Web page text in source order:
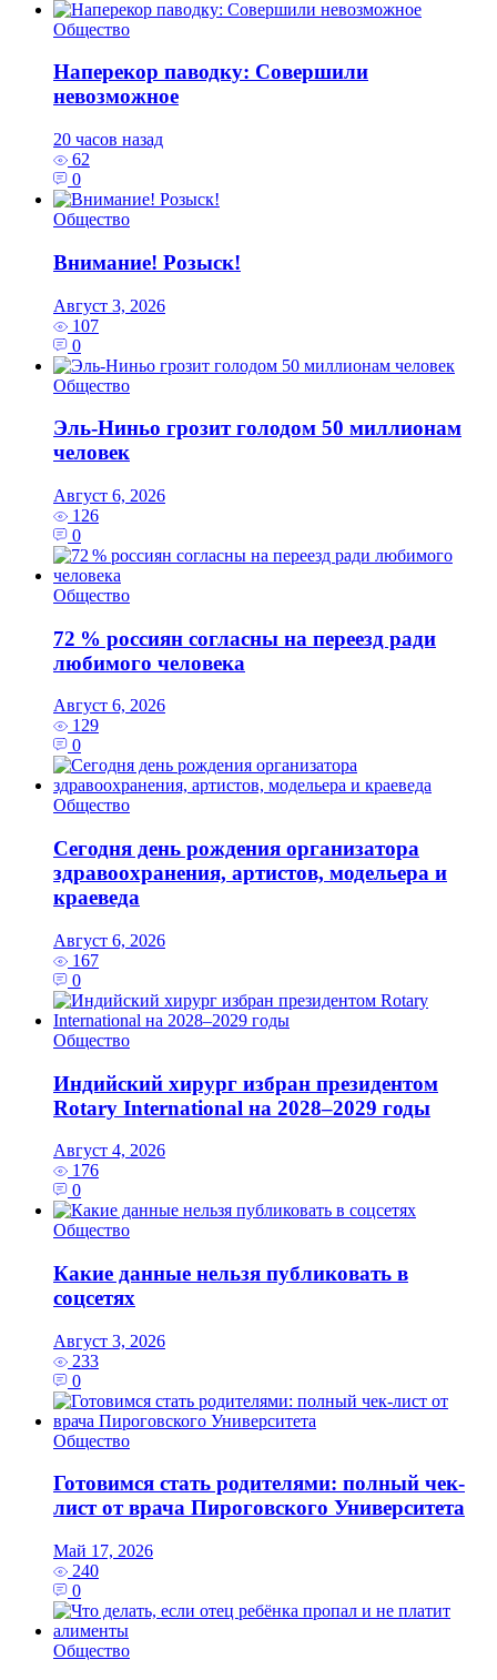
Общество
Наперекор паводку: Совершили
невозможное
20 часов назад
62
0
Общество
Внимание! Розыск!
Август 3, 2026
107
0
Общество
Эль‑Ниньо грозит голодом 50 миллионам
человек
Август 6, 2026
126
0
Общество
72 % россиян согласны на переезд ради
любимого человека
Август 6, 2026
129
0
Общество
Сегодня день рождения организатора
здравоохранения, артистов, модельера и
краеведа
Август 6, 2026
167
0
Общество
Индийский хирург избран президентом
Rotary International на 2028–2029 годы
Август 4, 2026
176
0
Общество
Какие данные нельзя публиковать в
соцсетях
Август 3, 2026
233
0
Общество
Готовимся стать родителями: полный чек-
лист от врача Пироговского Университета
Май 17, 2026
240
0
Общество